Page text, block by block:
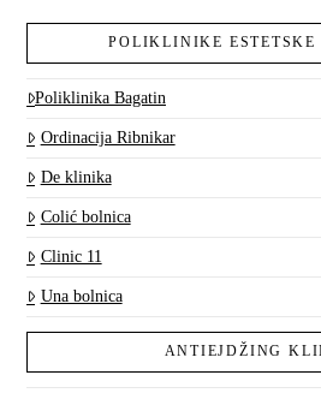
POLIKLINIKE ESTETSKE
Poliklinika Bagatin
Ordinacija Ribnikar
De klinika
Colić bolnica
Clinic 11
Una bolnica
ANTIEJDŽING